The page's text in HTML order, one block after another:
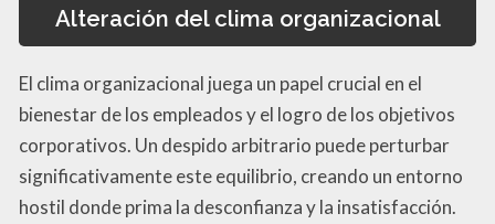
Alteración del clima organizacional
El clima organizacional juega un papel crucial en el
bienestar de los empleados y el logro de los objetivos
corporativos. Un despido arbitrario puede perturbar
significativamente este equilibrio, creando un entorno
hostil donde prima la desconfianza y la insatisfacción.